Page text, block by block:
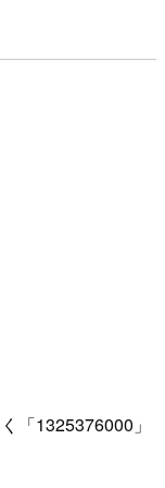
「1325376000」